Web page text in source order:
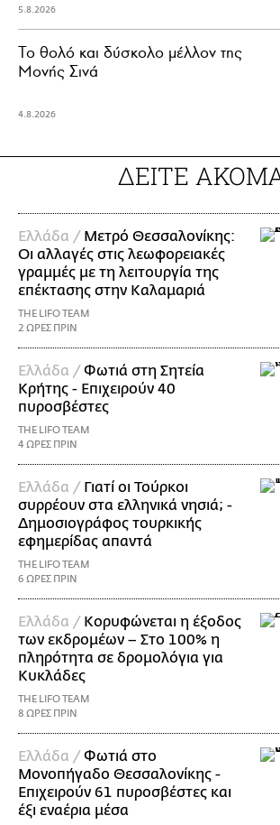
5.8.2026
Το θολό και δύσκολο μέλλον της
Μονής Σινά
4.8.2026
ΔΕΙΤΕ
Ελλάδα / Μετρό Θεσσαλονίκης:
Οι αλλαγές στις λεωφορειακές
γραμμές με τη λειτουργία της
επέκτασης στην Καλαμαριά
THE LIFO TEAM
2 ΩΡΕΣ ΠΡΙΝ
Ελλάδα /Φωτιά στη Σητεία
Κρήτης - Επιχειρούν 40
πυροσβέστες
THE LIFO TEAM
4 ΩΡΕΣ ΠΡΙΝ
Ελλάδα / Γιατί οι Τούρκοι
συρρέουν στα ελληνικά νησιά; -
Δημοσιογράφος τουρκικής
εφημερίδας απαντά
THE LIFO TEAM
6 ΩΡΕΣ ΠΡΙΝ
Ελλάδα / Κορυφώνεται η έξοδος
των εκδρομέων – Στο 100% η
πληρότητα σε δρομολόγια για
Κυκλάδες
THE LIFO TEAM
8 ΩΡΕΣ ΠΡΙΝ
Ελλάδα /Φωτιά στο
Μονοπήγαδο Θεσσαλονίκης -
Επιχειρούν 61 πυροσβέστες και
έξι εναέρια μέσα